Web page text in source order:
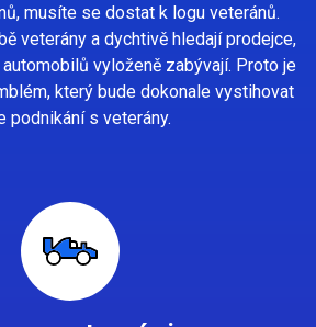
musíte se dostat k logu veteránů.
veterány a dychtivě hledají prodejce,
vyloženě zabývají. Proto je
který bude dokonale vystihovat
podnikání s veterány.